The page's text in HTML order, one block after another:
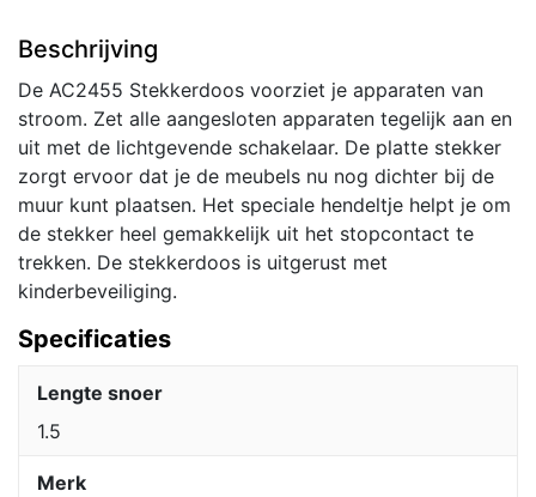
Beschrijving
De AC2455 Stekkerdoos voorziet je apparaten van
stroom. Zet alle aangesloten apparaten tegelijk aan en
uit met de lichtgevende schakelaar. De platte stekker
zorgt ervoor dat je de meubels nu nog dichter bij de
muur kunt plaatsen. Het speciale hendeltje helpt je om
de stekker heel gemakkelijk uit het stopcontact te
trekken. De stekkerdoos is uitgerust met
kinderbeveiliging.
Specificaties
Lengte snoer
1.5
Merk